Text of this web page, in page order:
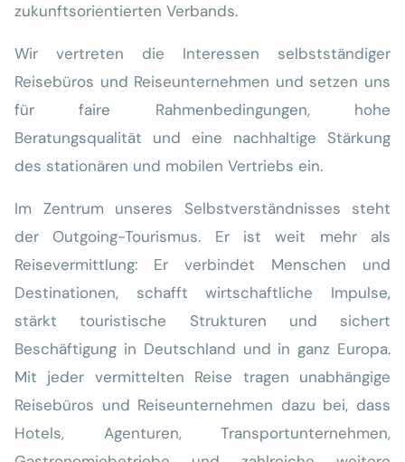
zukunftsorientierten Verbands.
Wir vertreten die Interessen selbstständiger
Reisebüros und Reiseunternehmen und setzen uns
für faire Rahmenbedingungen, hohe
Beratungsqualität und eine nachhaltige Stärkung
des stationären und mobilen Vertriebs ein.
Im Zentrum unseres Selbstverständnisses steht
der Outgoing-Tourismus. Er ist weit mehr als
Reisevermittlung: Er verbindet Menschen und
Destinationen, schafft wirtschaftliche Impulse,
stärkt touristische Strukturen und sichert
Beschäftigung in Deutschland und in ganz Europa.
Mit jeder vermittelten Reise tragen unabhängige
Reisebüros und Reiseunternehmen dazu bei, dass
Hotels, Agenturen, Transportunternehmen,